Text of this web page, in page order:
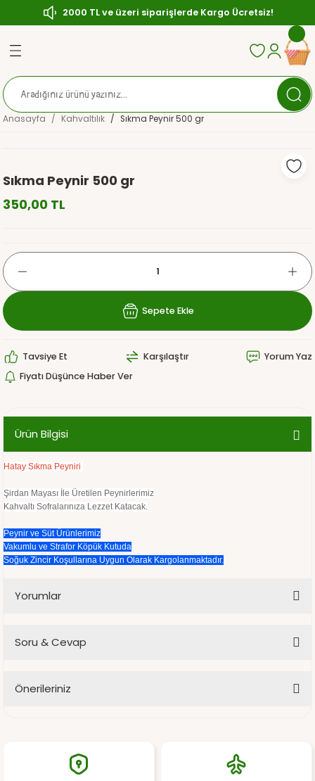
2000 TL ve üzeri siparişlerde Kargo Ücretsiz!
Geri Dön
Geri Dön
(Çerezlik) Zeytin
Geri Dön
Anasayfa Kahvaltılık Sıkma Peynir 500 gr
Sıkma Peynir 500 gr
350,00 TL
Sepete Ekle
Tavsiye Et Karşılaştır
Yorum Yaz
Fiyatı Düşünce Haber Ver
Ürün Bilgisi
Hatay Sıkma Peyniri
Şirdan Mayası İle Üretilen Peynirlerimiz
Kahvaltı Sofralarınıza Lezzet Katacak.
Peynir ve Süt Ürünlerimiz
Vakumlu ve Strafor Köpük Kutuda
Soğuk Zincir Koşullarına Uygun Olarak Kargolanmaktadır.
Yorumlar
Soru & Cevap
Önerileriniz
Görüş ve önerileriniz için teşekkür ederiz.